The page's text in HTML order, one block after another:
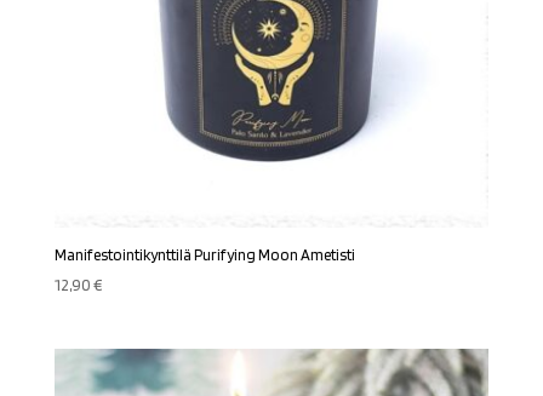
Manifestointikynttilä Purifying Moon Ametisti
12,90€